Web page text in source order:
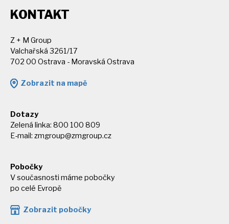
KONTAKT
Z + M Group
Valchařská 3261/17
702 00 Ostrava - Moravská Ostrava
Zobrazit na mapě
Dotazy
Zelená linka: 800 100 809
E-mail: zmgroup@zmgroup.cz
Pobočky
V současnosti máme pobočky
po celé Evropě
Zobrazit pobočky